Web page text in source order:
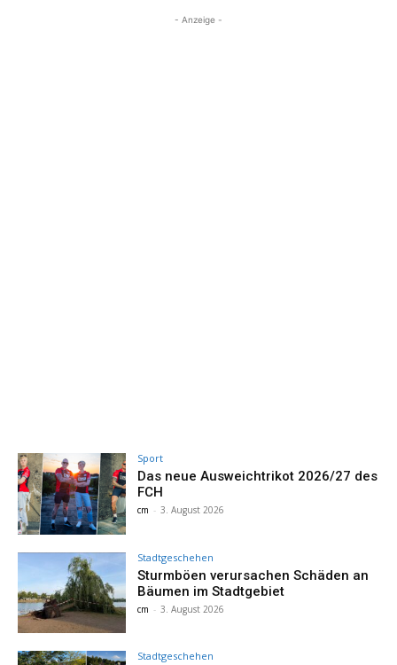
- Anzeige -
Sport
Das neue Ausweichtrikot 2026/27 des
FCH
cm - 3. August 2026
Stadtgeschehen
Sturmböen verursachen Schäden an
Bäumen im Stadtgebiet
cm - 3. August 2026
Stadtgeschehen